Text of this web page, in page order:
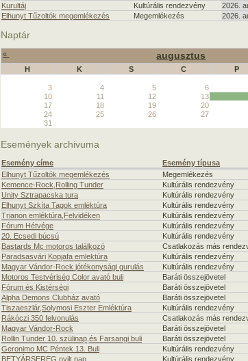
Kurultáj
Kultúrális rendezvény
2026.
Elhunyt Tűzoltók megemlékezés
Megemlékezés 2026.
Naptár
« augusztus
H
K S C P
3
4 5 6
10
11 12 13
17
18 19 20
24
25 26 27
31
Események archivuma
Esemény címe Esemény típusa
Elhunyt Tűzoltók megemlékezés
Megemlékezés
Kemence-Rock,Rolling Tunder
Kultúrális rendezvény
Unity Sztrapacska tura
Kultúrális rendezvény
Elhunyt Szkíta Tagok emléktúra
Kultúrális rendezvény
Trianon emléktúra,Felvidéken
Kultúrális rendezvény
Fórum Hétvége
Kultúrális rendezvény
20. Ecsedi búcsú
Kultúrális rendezvény
Bastards Mc motoros találkozó
Csatlakozás más
Paradsasvári Kopjafa emlektúra
Kultúrális rendezvény
Magyar Vándor-Rock jótékonysági gurulás
Kultúrális rendezvény
Motoros Testvériség Color avató buli
Baráti összejövetel
Fórum és Kistérségi
Baráti összejövetel
Alpha Demons Clubház avató
Baráti összejövetel
Tiszaeszlár,Solymosi Eszter Emléktúra
Kultúrális rendezvény
Rákóczi 350 felvonulás
Csatlakozás más
Magyar Vándor-Rock
Baráti összejövetel
Rollin Tunder 10. szülinap,és Farsangi buli
Baráti összejövetel
Geronimo MC Péntek 13. Buli
Kultúrális rendezvény
BETYÁRSEREG nyilt nap
Kultúrális rendezvény